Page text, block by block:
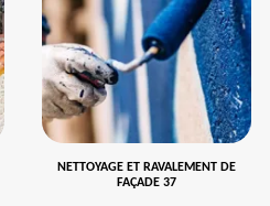
NETTOYAGE ET RAVALEMENT DE
FAÇADE 37